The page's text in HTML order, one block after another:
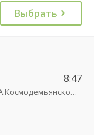
Выбрать
8:47
Памятник А.Космодемьянскому(Балтийское шоссе) трасса